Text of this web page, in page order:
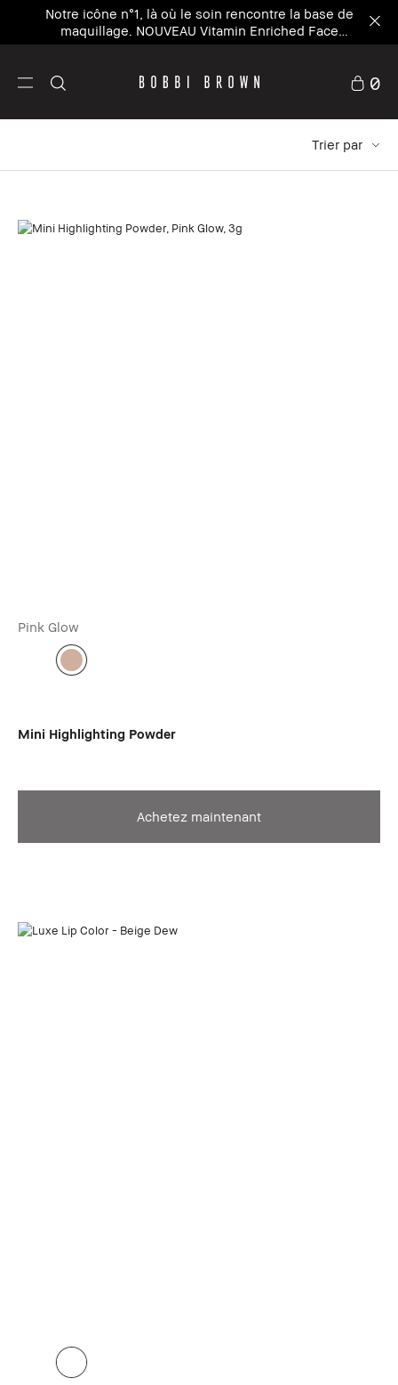
Composez votre kit en 5 minutes – personnalisez
votre kit d'été avec 20% de réduction²
0
Trier par
Pink Glow
Mini Highlighting Powder
Achetez maintenant